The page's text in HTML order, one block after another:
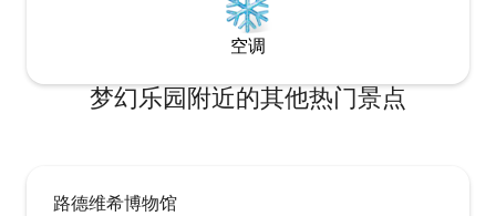
空调
梦幻乐园附近的其他热门景点
路德维希博物馆